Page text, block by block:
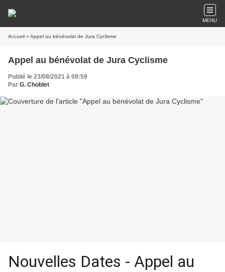
MENU
Accueil » Appel au bénévolat de Jura Cyclisme
Appel au bénévolat de Jura Cyclisme
Publié le 23/08/2021 à 09:59
Par G. Choblet
Nouvelles Dates - Appel au